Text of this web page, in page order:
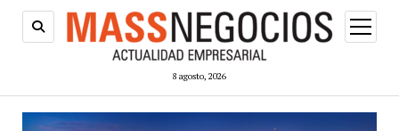
8 agosto, 2026
abrir
menú